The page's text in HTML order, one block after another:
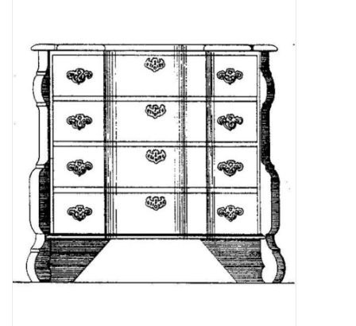
Documentatie
Tijdschriften
Nieuwe tekeningen
NIEUWE TIJDSCHRIFTEN
ABONNEMENT DE
MODELBOUWER
Bouwbeschrijvingen